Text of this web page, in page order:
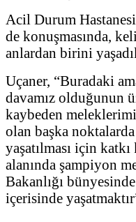
Acil Durum
de konuşmasında,
anlardan birini
Uçaner, “Buradaki
davamız olduğunun
kaybeden
olan başka
yaşatılması için
alanında şampiyon
Bakanlığı
içerisinde